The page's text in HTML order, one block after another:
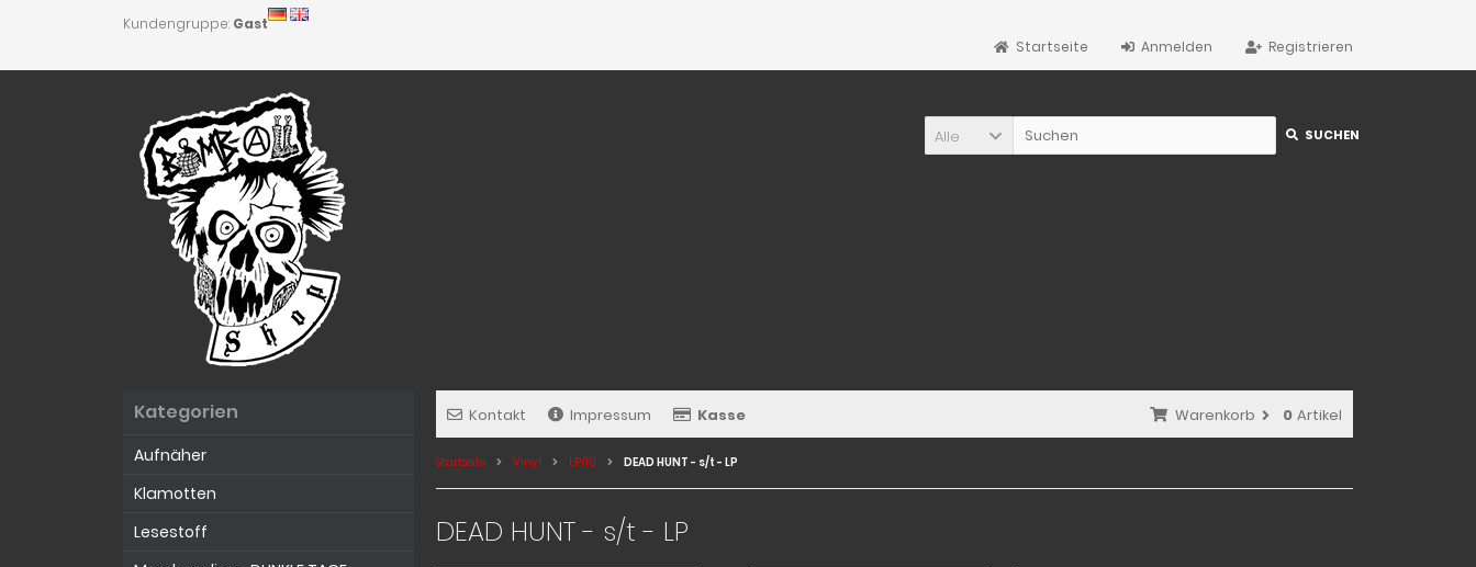
Kundengruppe: Gast
Registrieren
Anmelden
Startseite
Alle SUCHEN
Kontakt Impressum Kasse Warenkorb 0 Artikel
Startseite Vinyl LP/10 DEAD HUNT - s/t - LP
DEAD HUNT - s/t - LP
Kategorien
Aufnäher
Klamotten
Lesestoff